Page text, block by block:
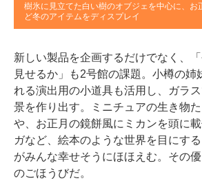
樹氷に見立てた白い樹のオブジェを中心に、お
ど冬のアイテムをディスプレイ
新しい製品を企画するだけでなく、
見せるか」も2号館の課題。小樽の姉
れる演出用の小道具も活用し、ガラ
景を作り出す。ミニチュアの生き物
や、お正月の鏡餅風にミカンを頭に
ガなど、絵本のような世界を目にす
がみんな幸せそうにほほえむ。その
のごほうびだ。